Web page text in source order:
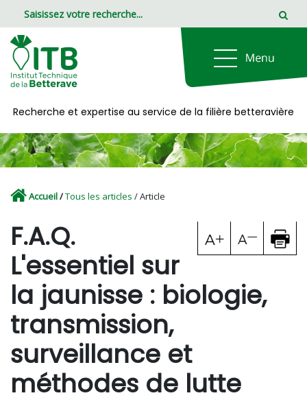
Recherche et expertise au service de la filière betteravière
Accueil/Tous les articles / Article
F.A.Q.
L'essentiel sur
la jaunisse : biologie,
transmission,
surveillance et
méthodes de lutte
Panneau de gestion des cookies